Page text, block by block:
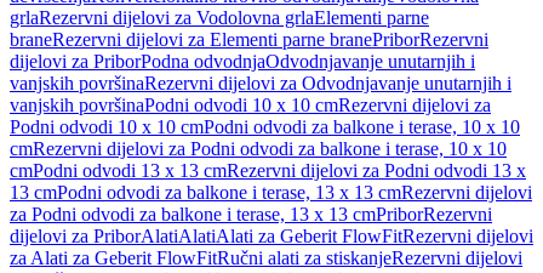
grlaRezervni dijelovi za Vodolovna grlaElementi parne
braneRezervni dijelovi za Elementi parne branePriborRezervni
dijelovi za PriborPodna odvodnjaOdvodnjavanje unutarnjih i
vanjskih površinaRezervni dijelovi za Odvodnjavanje unutarnjih i
vanjskih površinaPodni odvodi 10 x 10 cmRezervni dijelovi za
Podni odvodi 10 x 10 cmPodni odvodi za balkone i terase, 10 x 10
cmRezervni dijelovi za Podni odvodi za balkone i terase, 10 x 10
cmPodni odvodi 13 x 13 cmRezervni dijelovi za Podni odvodi 13 x
13 cmPodni odvodi za balkone i terase, 13 x 13 cmRezervni dijelovi
za Podni odvodi za balkone i terase, 13 x 13 cmPriborRezervni
dijelovi za PriborAlatiAlatiAlati za Geberit FlowFitRezervni dijelovi
za Alati za Geberit FlowFitRučni alati za stiskanjeRezervni dijelovi